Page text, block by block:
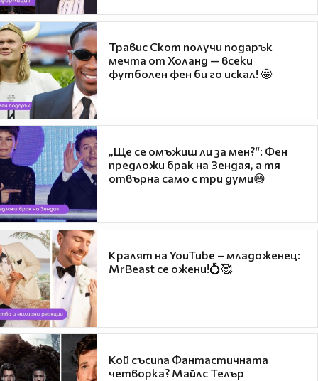
Травис Скот получи подарък
мечта от Холанд — всеки
футболен фен би го искал! 🤩
„Ще се омъжиш ли за мен?“: Фен
предложи брак на Зендая, а тя
отвърна само с три думи😅
Кралят на YouTube – младоженец:
MrBeast се ожени!💍🥰
Кой съсипа Фантастичната
четворка? Майлс Телър